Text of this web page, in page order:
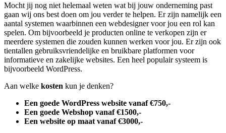
Mocht jij nog niet helemaal weten wat bij jouw onderneming past
gaan wij ons best doen om jou verder te helpen. Er zijn namelijk een
aantal systemen waarbinnen een webdesigner voor jou een rol kan
spelen. Om bijvoorbeeld je producten online te verkopen zijn er
meerdere systemen die zouden kunnen werken voor jou. Er zijn ook
tientallen gebruiksvriendelijke en bruikbare platformen voor
informatieve en zakelijke websites. Een heel populair systeem is
bijvoorbeeld WordPress.
Aan welke kosten kun je denken?
Een goede WordPress website vanaf €750,-
Een goede Webshop vanaf €1500,-
Een website op maat vanaf €3000,-